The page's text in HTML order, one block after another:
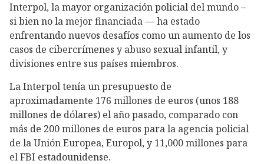
Interpol, la mayor organización policial del mundo –
si bien no la mejor financiada — ha estado
enfrentando nuevos desafíos como un aumento de los
casos de cibercrímenes y abuso sexual infantil, y
divisiones entre sus países miembros.
La Interpol tenía un presupuesto de
aproximadamente 176 millones de euros (unos 188
millones de dólares) el año pasado, comparado con
más de 200 millones de euros para la agencia policial
de la Unión Europea, Europol, y 11,000 millones para
el FBI estadounidense.